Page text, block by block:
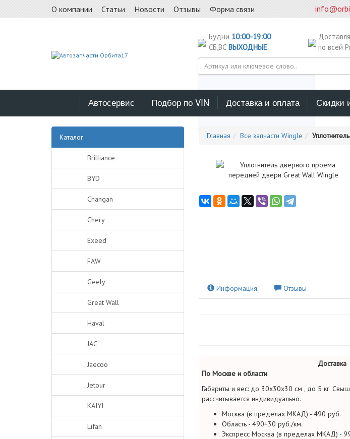
О компании Статьи Новости Отзывы Форма связи
Будни 10:00-19:00
СБ,ВС ВЫХОДНЫЕ
по всей
Выберите каталог поиска
Автосервис Подбор по VIN Доставка и оплата Скидки
Каталог
Brilliance
BYD
Changan
Chery
Exeed
FAW
Geely
Great Wall
Haval
JAC
Jaecoo
Jetour
KAIYI
Lifan
Главная Все запчасти Wingle
Информация Отзывы
Доставка
По Москве и области
Габариты и вес: до 30х30х30 см , до 5 кг.
рассчитывается индивидуально.
Москва (в пределах МКАД) - 490 руб.
Область - 490+30 руб./км.
Экспресс Москва (в пределах МКАД) -